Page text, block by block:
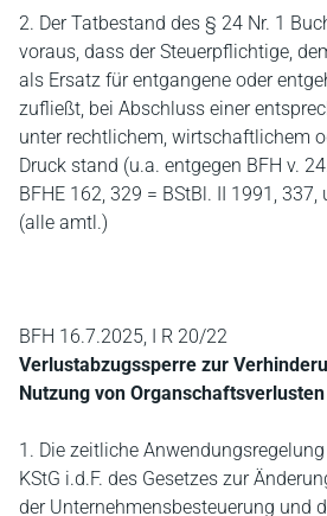
2. Der Tatbestand des § 24 Nr. 1
voraus, dass der Steuerpflichtige,
als Ersatz für entgangene oder
zufließt, bei Abschluss einer
unter rechtlichem, wirtschaftlichem
Druck stand (u.a. entgegen BFH v.
BFHE 162, 329 = BStBl. II 1991, 337,
(alle amtl.)
BFH 16.7.2025, I R 20/22
Verlustabzugssperre zur
Nutzung von
1. Die zeitliche
KStG i.d.F. des Gesetzes zur
der Unternehmensbesteuerung und